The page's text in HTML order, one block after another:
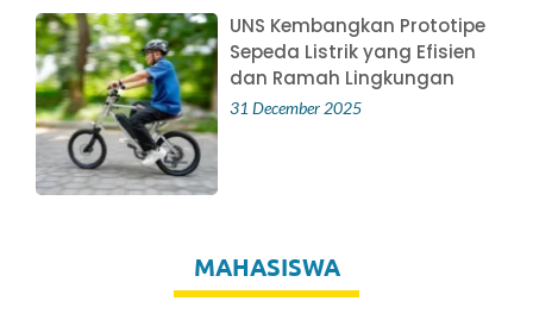
UNS Kembangkan Prototipe
Sepeda Listrik yang Efisien
dan Ramah Lingkungan
31 December 2025
MAHASISWA